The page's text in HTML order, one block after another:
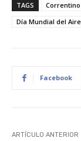
TAGS
Día Mundial del
Facebook
ARTÍCULO ANTERIOR